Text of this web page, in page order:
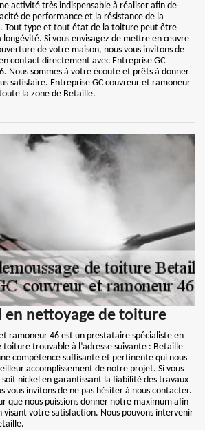
activité très indispensable à réaliser afin de
de performance et la résistance de la
Tout type et tout état de la toiture peut être
Si vous envisagez de mettre en œuvre
de votre maison, nous vous invitons de
contact directement avec Entreprise GC
Nous sommes à votre écoute et prêts à donner
satisfaire. Entreprise GC couvreur et ramoneur
la zone de Betaille.
en nettoyage de toiture
ramoneur 46 est un prestataire spécialiste en
trouvable à l’adresse suivante : Betaille
compétence suffisante et pertinente qui nous
accomplissement de notre projet. Si vous
nickel en garantissant la fiabilité des travaux
vous invitons de ne pas hésiter à nous contacter.
que nous puissions donner notre maximum afin
visant votre satisfaction. Nous pouvons intervenir